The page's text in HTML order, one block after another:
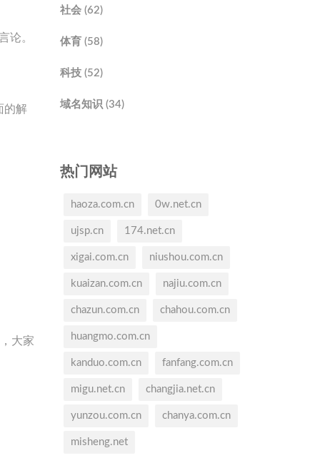
论。
的解
大家
社会 (62)
体育 (58)
科技 (52)
域名知识 (34)
热门网站
haoza.com.cn 0w.net.cn
ujsp.cn 174.net.cn
xigai.com.cn niushou.com.cn
kuaizan.com.cn najiu.com.cn
chazun.com.cn chahou.com.cn
huangmo.com.cn
kanduo.com.cn fanfang.com.cn
migu.net.cn changjia.net.cn
yunzou.com.cn chanya.com.cn
misheng.net